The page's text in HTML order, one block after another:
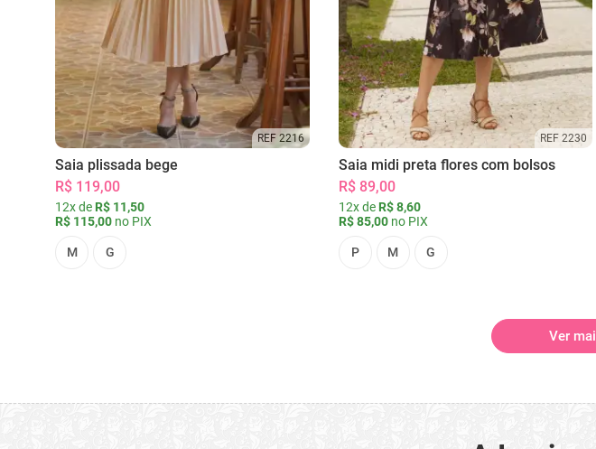
REF 2216
Saia plissada bege
R$ 119,00
12x de R$ 11,50
R$ 115,00 no PIX
M G
REF 2230
Saia midi preta flores com bolsos
R$ 89,00
12x de R$ 8,60
R$ 85,00no PIX
P M G
Ver